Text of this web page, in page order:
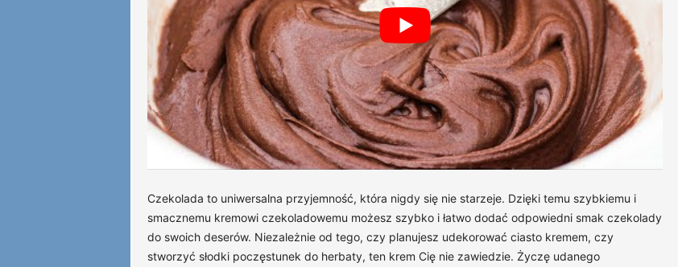
Czekolada to uniwersalna przyjemność, która nigdy się nie starzeje. Dzięki temu szybkiemu i
smacznemu kremowi czekoladowemu możesz szybko i łatwo dodać odpowiedni smak czekolady
do swoich deserów. Niezależnie od tego, czy planujesz udekorować ciasto kremem, czy
stworzyć słodki poczęstunek do herbaty, ten krem Cię nie zawiedzie. Życzę udanego